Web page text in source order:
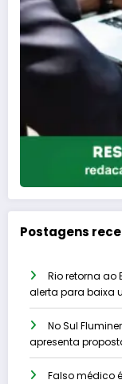
Postagens
Rio retorna ao
alerta para baixa
No Sul
apresenta
Falso médico